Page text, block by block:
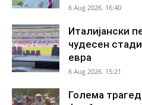
6 Aug 2026. 16:40
Италијански
чудесен
евра
6 Aug 2026. 15:21
Голема